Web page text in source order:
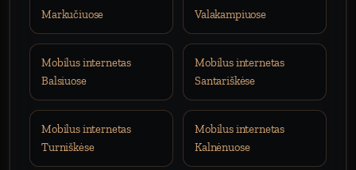
Markučiuose
Valakampiuose
Mobilus internetas
Balsiuose
Mobilus internetas
Santariškėse
Mobilus internetas
Turniškėse
Mobilus internetas
Kalnėnuose